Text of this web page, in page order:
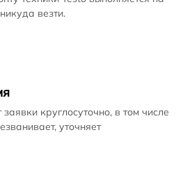
везти.
круглосуточно, в том числе
уточняет